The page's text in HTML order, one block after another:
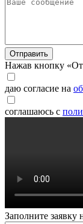
Отправить
Нажав кнопку
даю согласие на
соглашаюсь с
Заполните заявку